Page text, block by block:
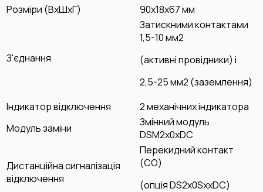
Розміри (ВхШхГ)
90х18х67 мм
З'єднання
Затискними контактами
1,5-10 мм2
(активні провідники) і
2,5-25 мм2 (заземлення)
Індикатор відключення
2 механічних індикатора
Модуль заміни
Змінний модуль
DSM2х0хDC
Дистанційна сигналізація
відключення
Перекидний контакт
(СО)
(опція DS2x0SxxDC)